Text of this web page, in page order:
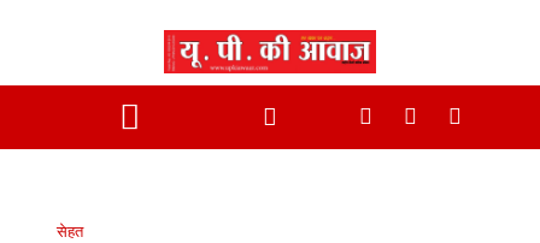
सेहत